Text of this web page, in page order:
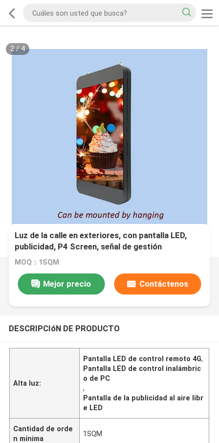
2/4
Luz de la calle en exteriores, con pantalla LED,
publicidad, P4 Screen, señal de gestión
centralizada inalámbrica
MOQ：1SQM
Mejor precio Contáctenos
DESCRIPCIóN DE PRODUCTO
Alta luz:
Pantalla LED de control remoto 4G,
Pantalla LED de control inalámbric
o de PC
,
Pantalla de la publicidad al aire libr
e LED
Cantidad de orde
n mínima
1SQM